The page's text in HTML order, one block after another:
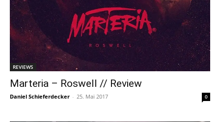
REVIEWS
Marteria – Roswell // Review
Daniel Schieferdecker - 25. Mai 2017 0